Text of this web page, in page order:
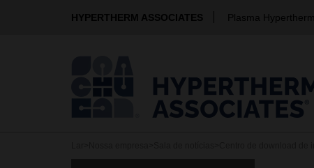
HYPERTHERM ASSOCIATES Plasma Hypertherm